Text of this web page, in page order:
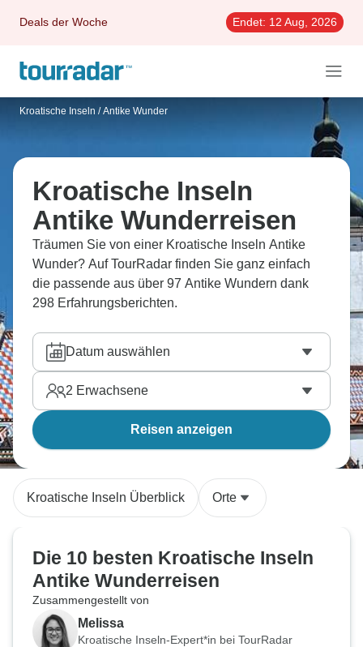
Deals der Woche Endet: 12 Aug, 2026
Kroatische Inseln / Antike Wunder
Kroatische Inseln
Antike Wunderreisen
Träumen Sie von einer Kroatische Inseln Antike
Wunder? Auf TourRadar finden Sie ganz einfach
die passende aus über 97 Antike Wundern dank
298 Erfahrungsberichten.
Datum auswählen
2 Erwachsene
Reisen anzeigen
Kroatische Inseln Überblick Orte
Die 10 besten Kroatische Inseln
Antike Wunderreisen
Zusammengestellt von
Melissa
Kroatische Inseln-Expert*in bei TourRadar